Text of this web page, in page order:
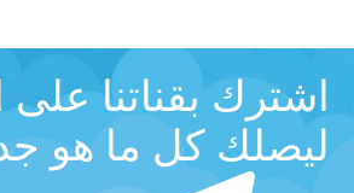
اشترك بقناتنا على
ليصلك كل ما هو